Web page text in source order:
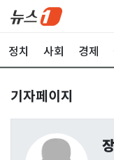
정치 사회 경제
기자페이지